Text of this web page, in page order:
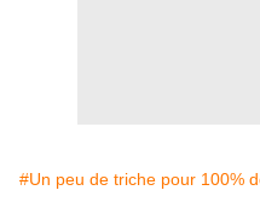
#Un peu de triche pour 100%